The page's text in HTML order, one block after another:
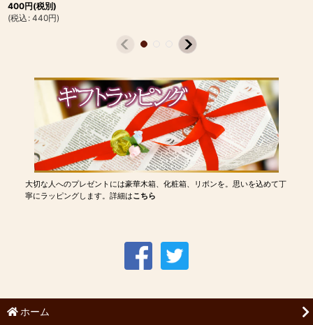
400円(税別)
(税込 : 440円)
大切な人へのプレゼントには豪華木箱、化粧箱、リボンを。思いを込めて丁
寧にラッピングします。詳細はこちら
ホーム